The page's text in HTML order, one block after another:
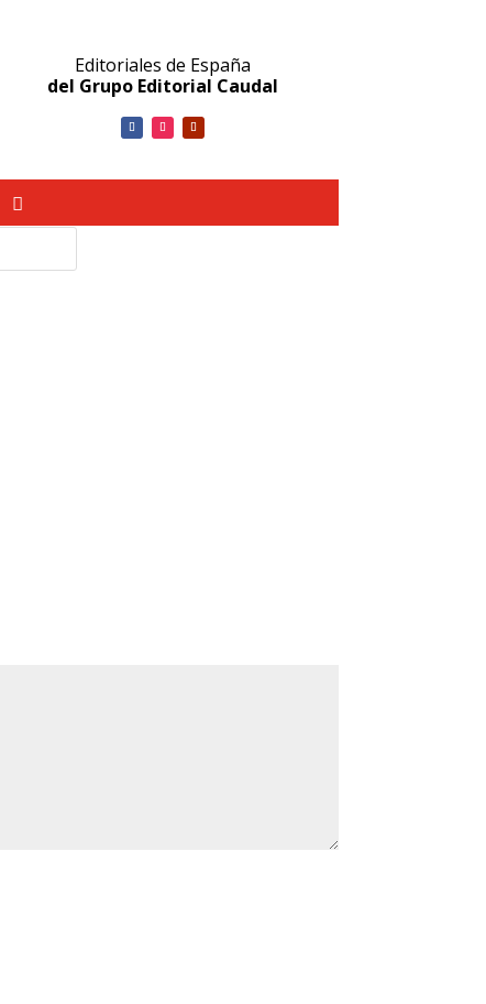
Editoriales de España
del Grupo Editorial Caudal